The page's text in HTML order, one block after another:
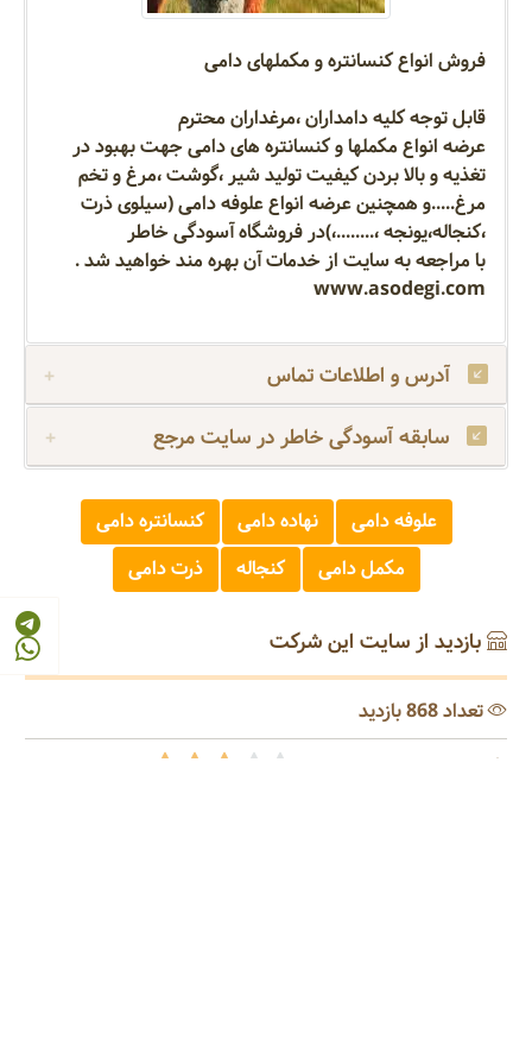
فروش انواع کنسانتره و مکملهای دامی
قابل توجه کلیه دامداران ،مرغداران محترم
عرضه انواع مکملها و کنسانتره های دامی جهت بهبود در
تغذیه و بالا بردن کیفیت تولید شیر ،گوشت ،مرغ و تخم
مرغ.....و همچنین عرضه انواع علوفه دامی (سیلوی ذرت
،کنجاله،یونجه ،........،)در فروشگاه آسودگی خاطر
با مراجعه به سایت از خدمات آن بهره مند خواهید شد .
www.asodegi.com
آدرس و اطلاعات تماس
سابقه آسودگی خاطر در سایت مرجع
علوفه دامی نهاده دامی
کنسانتره دامی
مکمل دامی
کنجاله ذرت دامی
بازدید از سایت این شرکت
تعداد 868 بازدید